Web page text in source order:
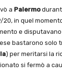
a Palermo
20, in quel
e disputavano
bastarono solo
) per meritarsi la
si fermò a